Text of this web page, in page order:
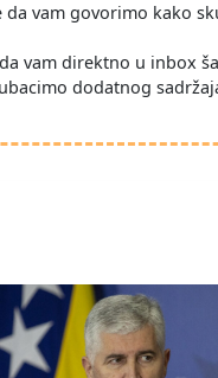
vam govorimo kako
vam direktno u inbox
dodatnog